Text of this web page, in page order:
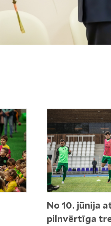
No 10. jūnija
pilnvērtīga